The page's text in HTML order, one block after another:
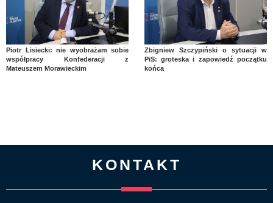
Piotr Lisiecki: nie wyobrażam sobie
współpracy Konfederacji z
Mateuszem Morawieckim
Zbigniew Szczypiński o sytuacji w
PiS: groteska i zapowiedź początku
końca
KONTAKT